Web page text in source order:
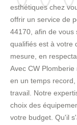
esthétiques chez
offrir un service de
44170, afin de vous
qualifiés est à votre
mesure, en
Avec CW
en un temps
travail. Notre
choix des
votre budget. Qu'il